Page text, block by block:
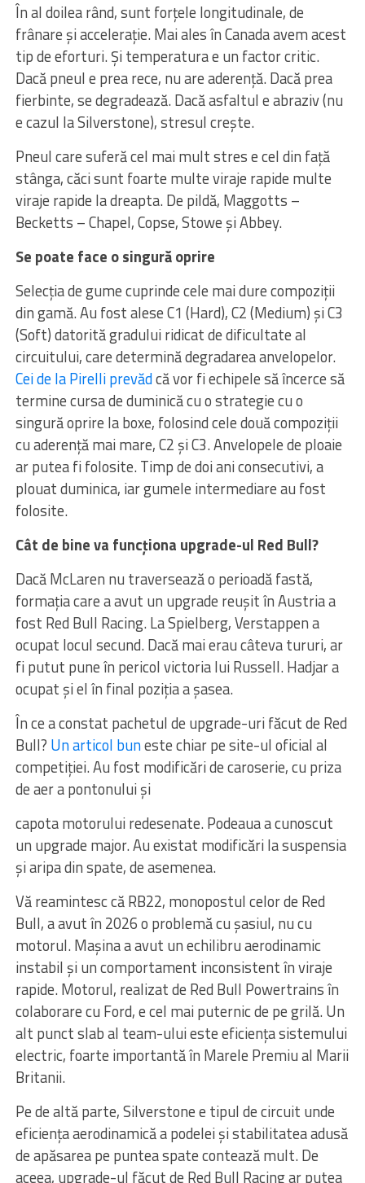
În al doilea rând, sunt forțele longitudinale, de
frânare și accelerație. Mai ales în Canada avem acest
tip de eforturi. Și temperatura e un factor critic.
Dacă pneul e prea rece, nu are aderență. Dacă prea
fierbinte, se degradează. Dacă asfaltul e abraziv (nu
e cazul la Silverstone), stresul crește.
Pneul care suferă cel mai mult stres e cel din față
stânga, căci sunt foarte multe viraje rapide multe
viraje rapide la dreapta. De pildă, Maggotts –
Becketts – Chapel, Copse, Stowe și Abbey.
Se poate face o singură oprire
Selecția de gume cuprinde cele mai dure compoziții
din gamă. Au fost alese C1 (Hard), C2 (Medium) și C3
(Soft) datorită gradului ridicat de dificultate al
circuitului, care determină degradarea anvelopelor.
Cei de la Pirelli prevădcă vor fi echipele să încerce să
termine cursa de duminică cu o strategie cu o
singură oprire la boxe, folosind cele două compoziții
cu aderență mai mare, C2 și C3. Anvelopele de ploaie
ar putea fi folosite. Timp de doi ani consecutivi, a
plouat duminica, iar gumele intermediare au fost
folosite.
Cât de bine va funcționa upgrade-ul Red Bull?
Dacă McLaren nu traversează o perioadă fastă,
formația care a avut un upgrade reușit în Austria a
fost Red Bull Racing. La Spielberg, Verstappen a
ocupat locul secund. Dacă mai erau câteva tururi, ar
fi putut pune în pericol victoria lui Russell. Hadjar a
ocupat și el în final poziția a șasea.
În ce a constat pachetul de upgrade-uri făcut de Red
Bull? Un articol buneste chiar pe site-ul oficial al
competiției. Au fost modificări de caroserie, cu priza
de aer a pontonului și
capota motorului redesenate. Podeaua a cunoscut
un upgrade major. Au existat modificări la suspensia
și aripa din spate, de asemenea.
Vă reamintesc că RB22, monopostul celor de Red
Bull, a avut în 2026 o problemă cu șasiul, nu cu
motorul. Mașina a avut un echilibru aerodinamic
instabil și un comportament inconsistent în viraje
rapide. Motorul, realizat de Red Bull Powertrains în
colaborare cu Ford, e cel mai puternic de pe grilă. Un
alt punct slab al team-ului este eficiența sistemului
electric, foarte importantă în Marele Premiu al Marii
Britanii.
Pe de altă parte, Silverstone e tipul de circuit unde
eficiența aerodinamică a podelei și stabilitatea adusă
de apăsarea pe puntea spate contează mult. De
aceea, upgrade-ul făcut de Red Bull Racing ar putea